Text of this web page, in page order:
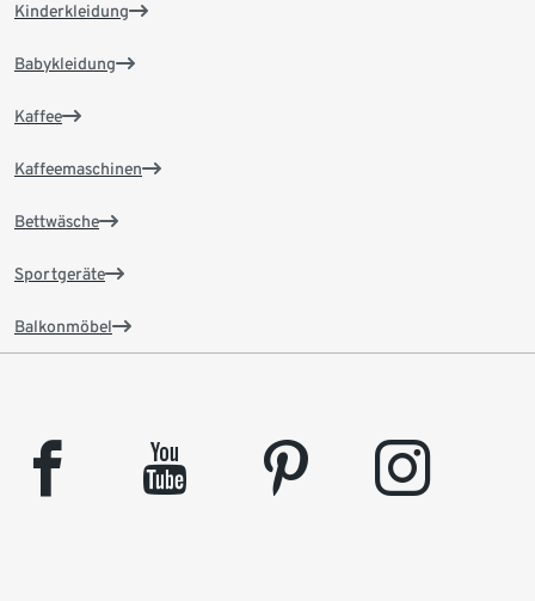
Kinderkleidung
Babykleidung
Kaffee
Kaffeemaschinen
Bettwäsche
Sportgeräte
Balkonmöbel
facebook youtube pinterest instagram